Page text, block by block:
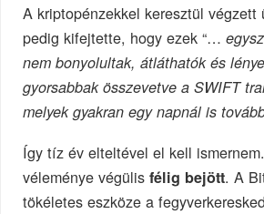
A kriptopénzekkel keresztül végzett
pedig kifejtette, hogy ezek “…
nem bonyolultak, átláthatók és
gyorsabbak összevetve a SWIFT
melyek gyakran egy napnál is
Így tíz év elteltével el kell
véleménye végülisfélig bejött. A
tökéletes eszköze a